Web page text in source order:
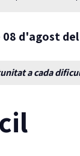
08 d'agost
a cada